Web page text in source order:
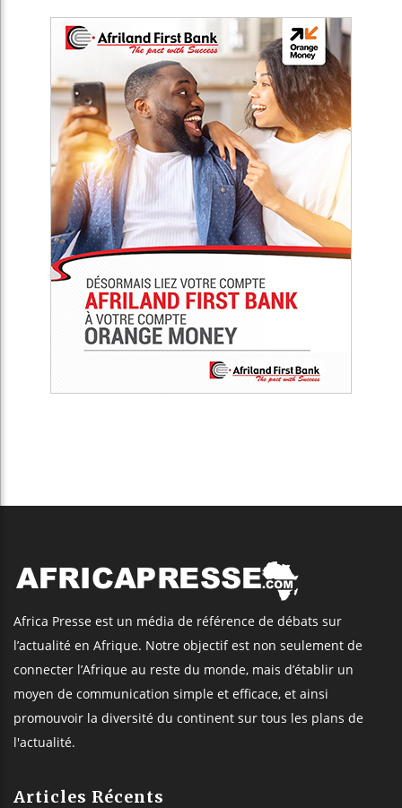
Africa Presse est un média de référence de débats sur
l’actualité en Afrique. Notre objectif est non seulement de
connecter l’Afrique au reste du monde, mais d’établir un
moyen de communication simple et efficace, et ainsi
promouvoir la diversité du continent sur tous les plans de
l'actualité.
Articles Récents